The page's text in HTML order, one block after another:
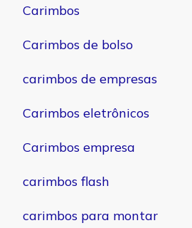
Carimbos
Carimbos de bolso
carimbos de empresas
Carimbos eletrônicos
Carimbos empresa
carimbos flash
carimbos para montar